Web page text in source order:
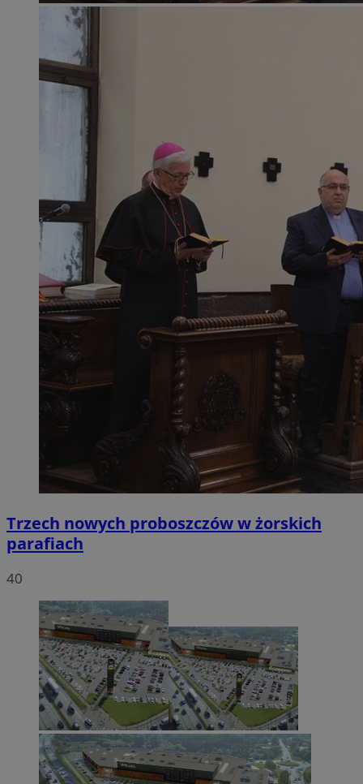
Trzech nowych proboszczów w żorskich
parafiach
40